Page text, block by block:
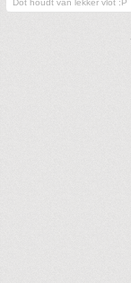
Dot houdt van lekker vlot :P